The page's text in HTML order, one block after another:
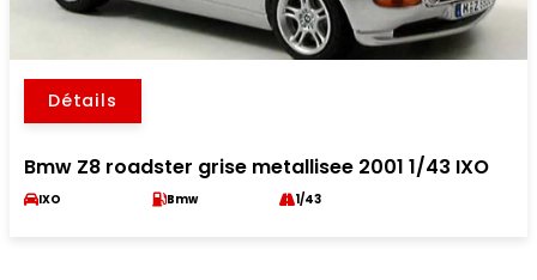
Détails
Bmw Z8 roadster grise metallisee 2001 1/43 IXO
IXO Bmw 1/43